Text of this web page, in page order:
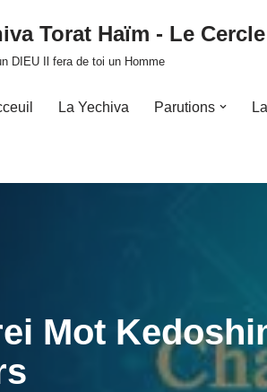
Torat Haïm - Le
DIEU Il fera de toi un Homme
La Yechiva Parutions
Mot